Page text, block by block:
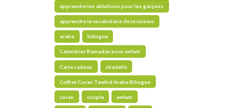
apprendre les ablutions pour les garçons
apprendre le vocabulaire de la cuisine
arabe bilingue
Calendrier Ramadan pour enfant
Carte cadeau citadelle
Coffret Coran Tawhid Arabe Bilingue
coran couple enfant